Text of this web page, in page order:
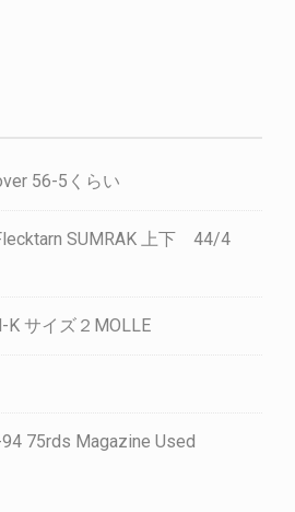
56-5くらい
SUMRAK 上下 44/4
K サイズ２MOLLE
75rds Magazine Used